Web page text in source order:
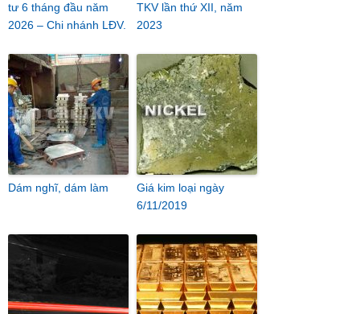
tư 6 tháng đầu năm
2026 – Chi nhánh LĐV.
TKV lần thứ XII, năm
2023
Dám nghĩ, dám làm
Giá kim loại ngày
6/11/2019